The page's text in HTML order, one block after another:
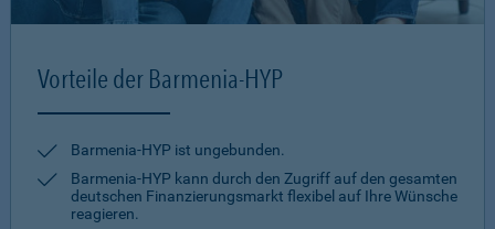
Vorteile der Barmenia-HYP
Barmenia-HYP ist ungebunden.
Barmenia-HYP kann durch den Zugriff auf den gesamten
deutschen Finanzierungsmarkt flexibel auf Ihre Wünsche
reagieren.